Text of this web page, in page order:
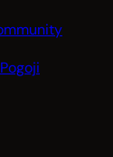
Pogoji